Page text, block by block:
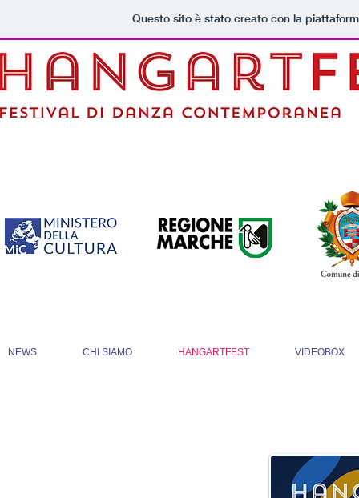
Questo sito è stato creato con la
NEWS CHI SIAMO HANGARTFEST VIDEOBOX